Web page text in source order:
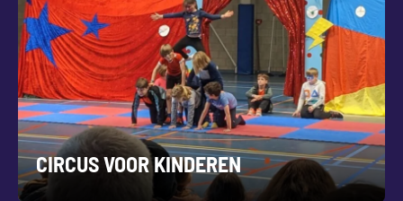
CIRCUS VOOR KINDEREN